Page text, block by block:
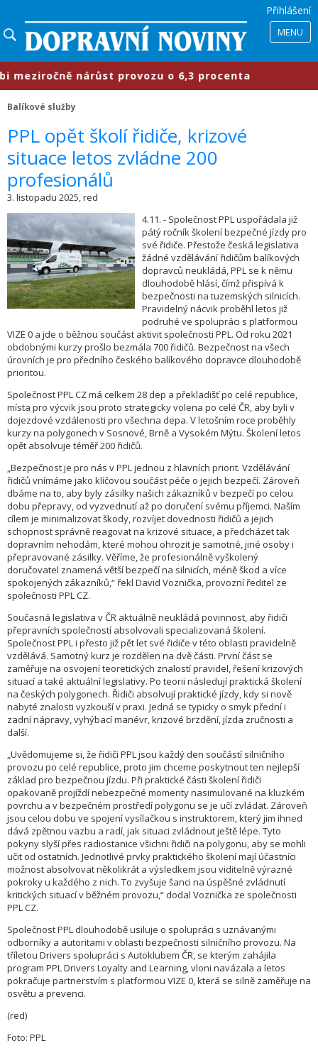
Přihlášení
MENU
nárůst provozu o 6,3 procenta
Balíkové služby
​PPL opět školí řidiče, krizové
situace letos zvládne 200
profesionálů
3. listopadu 2025, red
4.11. - Společnost PPL uspořádala již
pátý ročník školení bezpečné jízdy pro
své řidiče. Přestože česká legislativa
žádné vzdělávání řidičům balíkových
dopravců neukládá, PPL se k němu
dlouhodobě hlásí, čímž přispívá k
bezpečnosti na tuzemských silnicích.
Pravidelný nácvik proběhl letos již
podruhé ve spolupráci s platformou
VIZE 0 a jde o běžnou součást aktivit společnosti PPL. Od roku 2021
obdobnými kurzy prošlo bezmála 700 řidičů. Bezpečnost na všech
úrovních je pro předního českého balíkového dopravce dlouhodobě
prioritou.
Společnost PPL CZ má celkem 28 dep a překladišť po celé republice,
místa pro výcvik jsou proto strategicky volena po celé ČR, aby byli v
dojezdové vzdálenosti pro všechna depa. V letošním roce proběhly
kurzy na polygonech v Sosnové, Brně a Vysokém Mýtu. Školení letos
opět absolvuje téměř 200 řidičů.
„Bezpečnost je pro nás v PPL jednou z hlavních priorit. Vzdělávání
řidičů vnímáme jako klíčovou součást péče o jejich bezpečí. Zároveň
dbáme na to, aby byly zásilky našich zákazníků v bezpečí po celou
dobu přepravy, od vyzvednutí až po doručení svému příjemci. Naším
cílem je minimalizovat škody, rozvíjet dovednosti řidičů a jejich
schopnost správně reagovat na krizové situace, a předcházet tak
dopravním nehodám, které mohou ohrozit je samotné, jiné osoby i
přepravované zásilky. Věříme, že profesionálně vyškolený
doručovatel znamená větší bezpečí na silnicích, méně škod a více
spokojených zákazníků,“ řekl David Voznička, provozní ředitel ze
společnosti PPL CZ.
Současná legislativa v ČR aktuálně neukládá povinnost, aby řidiči
přepravních společností absolvovali specializovaná školení.
Společnost PPL i přesto již pět let své řidiče v této oblasti pravidelně
vzdělává. Samotný kurz je rozdělen na dvě části. První část se
zaměřuje na osvojení teoretických znalostí pravidel, řešení krizových
situací a také aktuální legislativy. Po teorii následují praktická školení
na českých polygonech. Řidiči absolvují praktické jízdy, kdy si nově
nabyté znalosti vyzkouší v praxi. Jedná se typicky o smyk přední i
zadní nápravy, vyhýbací manévr, krizové brzdění, jízda zručnosti a
další.
„Uvědomujeme si, že řidiči PPL jsou každý den součástí silničního
provozu po celé republice, proto jim chceme poskytnout ten nejlepší
základ pro bezpečnou jízdu. Při praktické části školení řidiči
opakovaně projíždí nebezpečné momenty nasimulované na kluzkém
povrchu a v bezpečném prostředí polygonu se je učí zvládat. Zároveň
jsou celou dobu ve spojení vysílačkou s instruktorem, který jim ihned
dává zpětnou vazbu a radí, jak situaci zvládnout ještě lépe. Tyto
pokyny slyší přes radiostanice všichni řidiči na polygonu, aby se mohli
učit od ostatních. Jednotlivé prvky praktického školení mají účastníci
možnost absolvovat několikrát a výsledkem jsou viditelně výrazné
pokroky u každého z nich. To zvyšuje šanci na úspěšné zvládnutí
kritických situací v běžném provozu,“ dodal Voznička ze společnosti
PPL CZ.
Společnost PPL dlouhodobě usiluje o spolupráci s uznávanými
odborníky a autoritami v oblasti bezpečnosti silničního provozu. Na
tříletou Drivers spolupráci s Autoklubem ČR, se kterým zahájila
program PPL Drivers Loyalty and Learning, vloni navázala a letos
pokračuje partnerstvím s platformou VIZE 0, která se silně zaměřuje na
osvětu a prevenci.
(red)
Foto: PPL